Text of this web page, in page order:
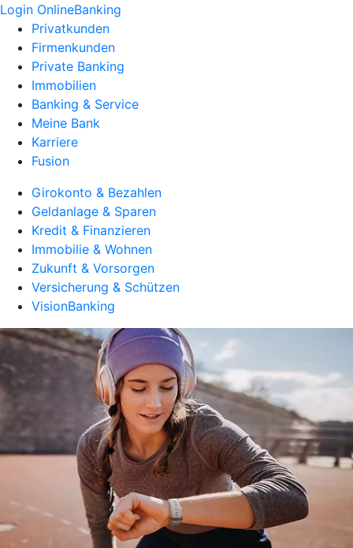
Login OnlineBanking
Privatkunden
Firmenkunden
Private Banking
Immobilien
Banking & Service
Meine Bank
Karriere
Fusion
Girokonto & Bezahlen
Geldanlage & Sparen
Kredit & Finanzieren
Immobilie & Wohnen
Zukunft & Vorsorgen
Versicherung & Schützen
VisionBanking